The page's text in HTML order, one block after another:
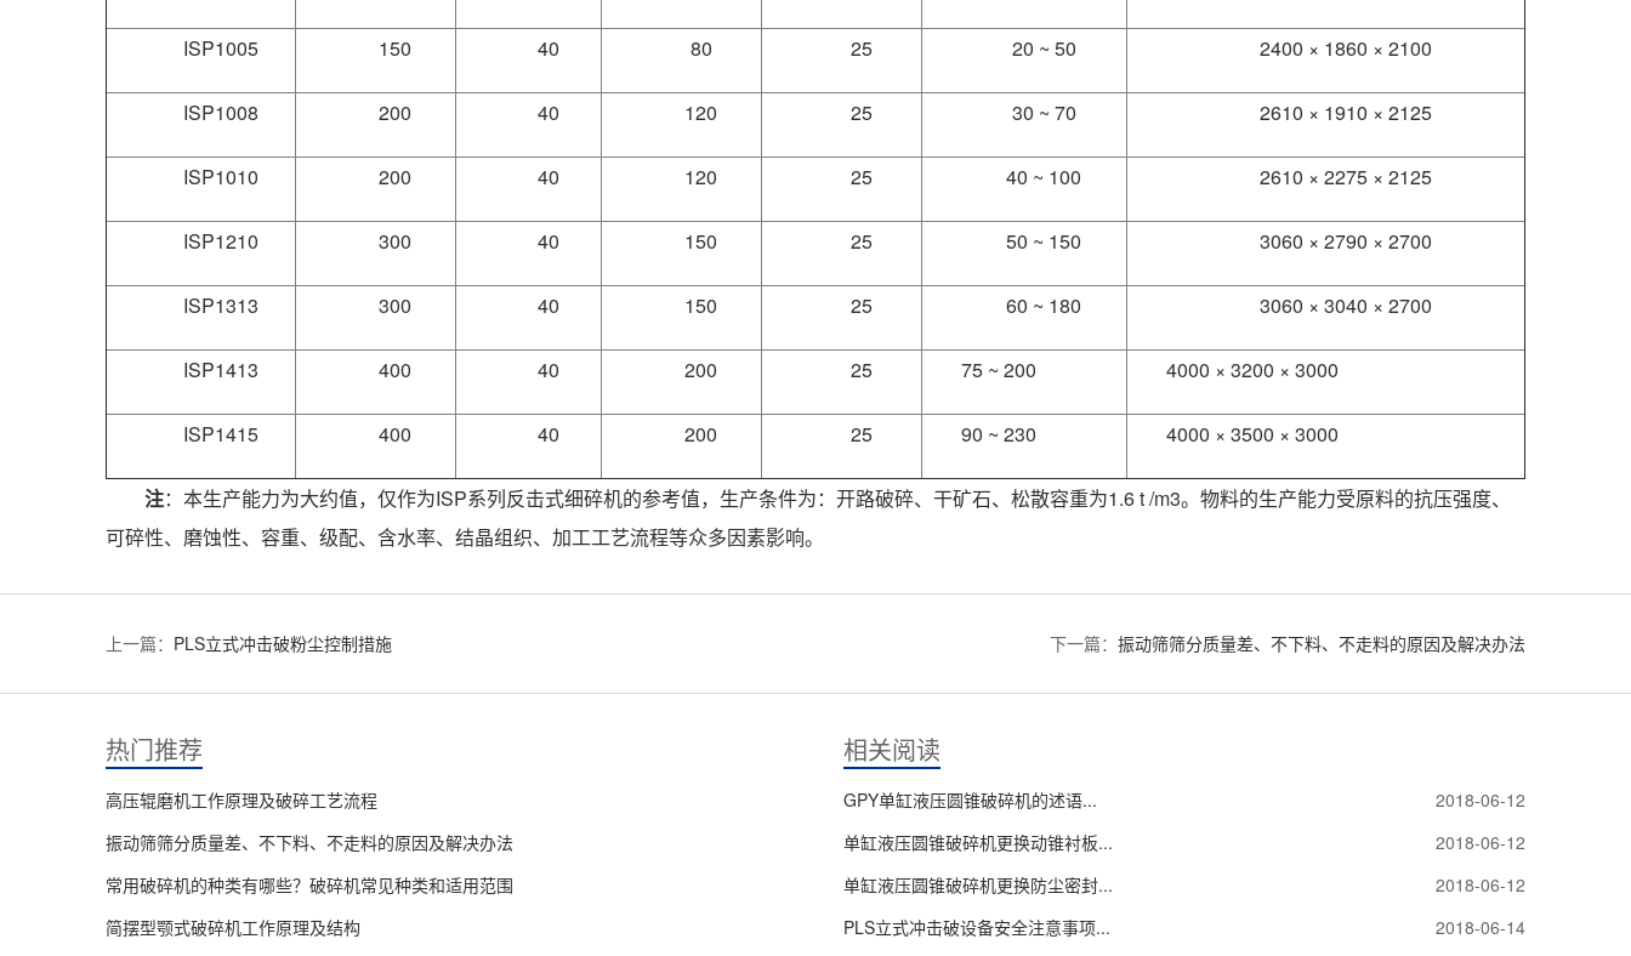
ISP1005 150 40 80 25 20 ~ 50 2400 × 1860 × 2100
ISP1008 200 40 120 25 30 ~ 70 2610 × 1910 × 2125
ISP1010 200 40 120 25 40 ~ 100 2610 × 2275 × 2125
ISP1210 300 40 150 25 50 ~ 150 3060 × 2790 × 2700
ISP1313 300 40 150 25 60 ~ 180 3060 × 3040 × 2700
ISP1413 400 40 200 25 75 ~ 200 4000 × 3200 × 3000
ISP1415 400 40 200 25 90 ~ 230 4000 × 3500 × 3000
注：本生产能力为大约值，仅作为ISP系列反击式细碎机的参考值，生产条件为：开路破碎、干矿石、松散容重为1.6 t /m3。物料的生产能力受原料的抗压强度、
可碎性、磨蚀性、容重、级配、含水率、结晶组织、加工工艺流程等众多因素影响。
上一篇： PLS立式冲击破粉尘控制措施 下一篇： 振动筛筛分质量差、不下料、不走料的原因及解决办法
热门推荐
高压辊磨机工作原理及破碎工艺流程
振动筛筛分质量差、不下料、不走料的原因及解决办法
常用破碎机的种类有哪些？破碎机常见种类和适用范围
简摆型颚式破碎机工作原理及结构
相关阅读
GPY单缸液压圆锥破碎机的述语...
2018-06-12
单缸液压圆锥破碎机更换动锥衬板...
2018-06-12
单缸液压圆锥破碎机更换防尘密封...
2018-06-12
PLS立式冲击破设备安全注意事项...
2018-06-14